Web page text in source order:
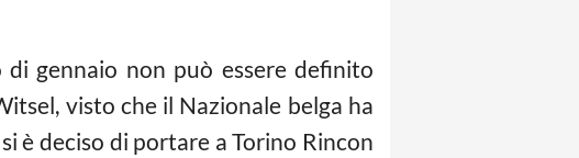
gennaio non può essere definito
visto che il Nazionale belga ha
è deciso di portare a Torino Rincon